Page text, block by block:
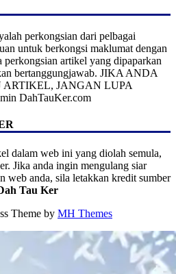
perkongsian dari pelbagai
untuk berkongsi maklumat dengan
perkongsian artikel yang dipaparkan
bertanggungjawab. JIKA ANDA
JANGAN LUPA
DahTauKer.com
dalam web ini yang diolah semula,
Jika anda ingin mengulang siar
web anda, sila letakkan kredit sumber
Tau Ker
Theme by MH Themes